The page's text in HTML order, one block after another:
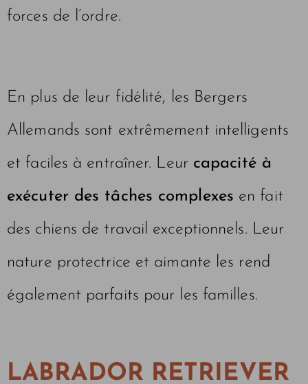
forces de l’ordre.
En plus de leur fidélité, les Bergers
Allemands sont extrêmement intelligents
et faciles à entraîner. Leur capacité à
exécuter des tâches complexes en fait
des chiens de travail exceptionnels. Leur
nature protectrice et aimante les rend
également parfaits pour les familles.
LABRADOR RETRIEVER